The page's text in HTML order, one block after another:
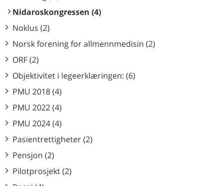
Nidaroskongressen (4)
Noklus (2)
Norsk forening for allmennmedisin (2)
ORF (2)
Objektivitet i legeerklæringen: (6)
PMU 2018 (4)
PMU 2022 (4)
PMU 2024 (4)
Pasientrettigheter (2)
Pensjon (2)
Pilotprosjekt (2)